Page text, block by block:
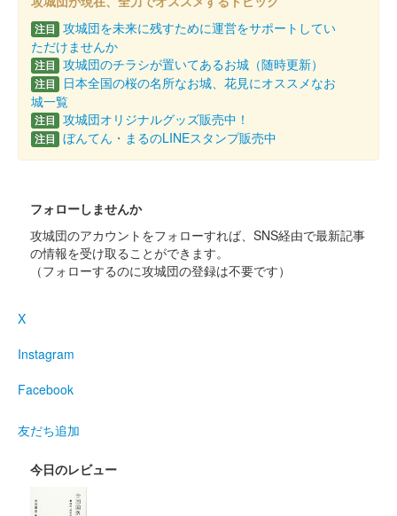
熊本城 御城印 オシロボット 熊本城 デフォルメ版
2024年8月3日〜4日に開催された火の国まつりにブース出展して
いたMIXI_ANIMEブースにて販売された「城郭合体オシロボッ
ツ」とのコラボ御城印。お城EXPO2024でも販売された。
熊本城 御城印 福井市・熊本市姉妹都市提携30周年記
福井市・熊本市の姉妹都市提携30周年を記念して制作された御城
印。
2000枚限定。
注目 攻城団を未来に残すために運営をサポートしてい
ただけませんか
注目 攻城団のチラシが置いてあるお城（随時更新）
注目
日本全国の桜の名所なお城、花見にオススメなお
城一覧
注目 攻城団オリジナルグッズ販売中！
注目 ぼんてん・まるのLINEスタンプ販売中
フォローしませんか
攻城団のアカウントをフォローすれば、SNS経由で最新記事
の情報を受け取ることができます。
（フォローするのに攻城団の登録は不要です）
X
Instagram
Facebook
友だち追加
今日のレビュー